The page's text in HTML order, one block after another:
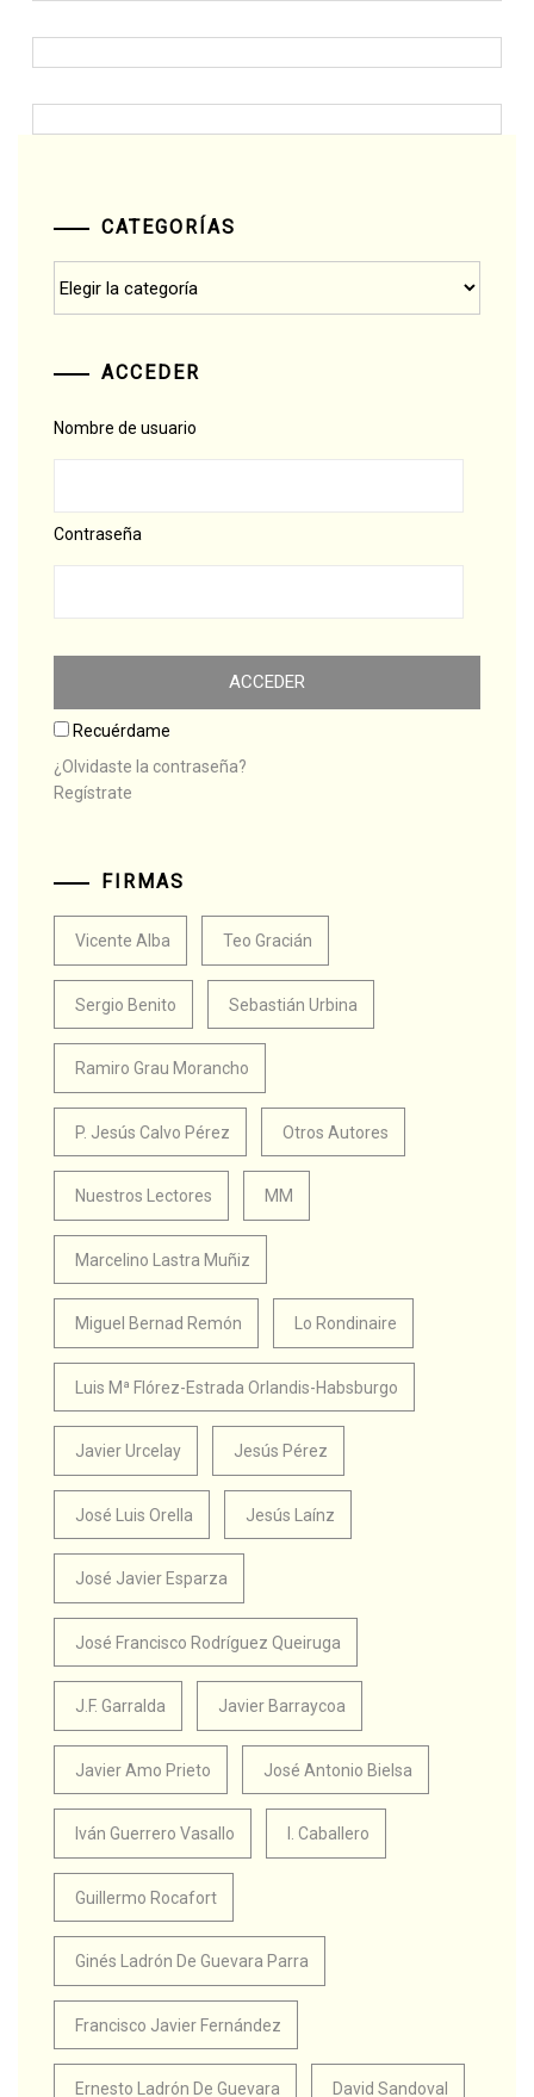
CATEGORÍAS
ACCEDER
Nombre de usuario
Contraseña
Recuérdame
¿Olvidaste la contraseña?
Regístrate
FIRMAS
Vicente Alba Teo Gracián
Sergio Benito Sebastián Urbina
Ramiro Grau Morancho
P. Jesús Calvo Pérez Otros Autores
Nuestros Lectores MM
Marcelino Lastra Muñiz
Miguel Bernad Remón Lo Rondinaire
Luis Mª Flórez-Estrada Orlandis-Habsburgo
Javier Urcelay Jesús Pérez
José Luis Orella Jesús Laínz
José Javier Esparza
José Francisco Rodríguez Queiruga
J.F. Garralda Javier Barraycoa
Javier Amo Prieto José Antonio Bielsa
Iván Guerrero Vasallo I. Caballero
Guillermo Rocafort
Ginés Ladrón De Guevara Parra
Francisco Javier Fernández
Ernesto Ladrón De Guevara David Sandoval